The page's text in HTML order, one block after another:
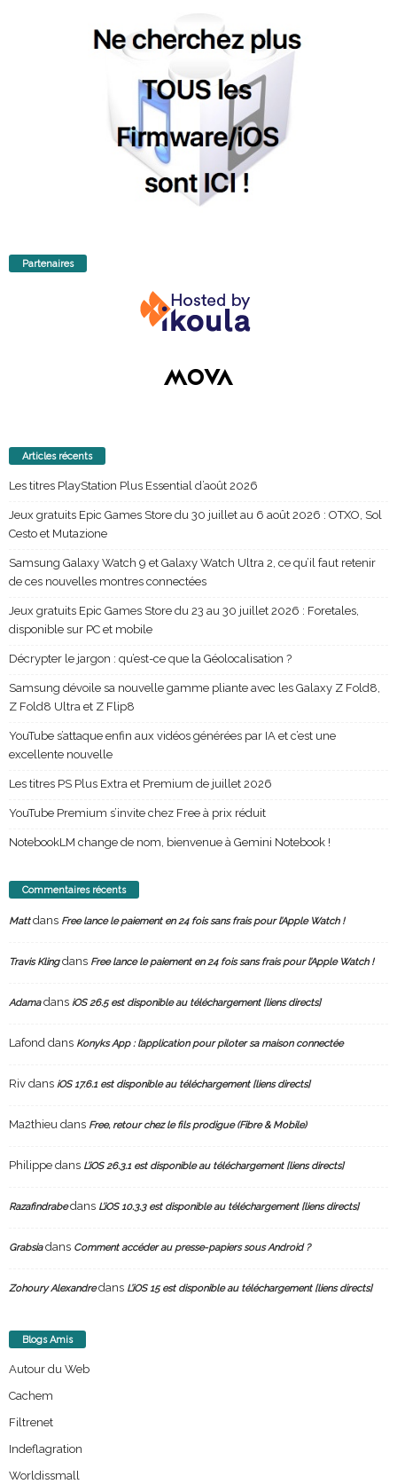
Partenaires
Articles récents
Les titres PlayStation Plus Essential d’août 2026
Jeux gratuits Epic Games Store du 30 juillet au 6 août 2026 : OTXO, Sol
Cesto et Mutazione
Samsung Galaxy Watch 9 et Galaxy Watch Ultra 2, ce qu’il faut retenir
de ces nouvelles montres connectées
Jeux gratuits Epic Games Store du 23 au 30 juillet 2026 : Foretales,
disponible sur PC et mobile
Décrypter le jargon : qu’est-ce que la Géolocalisation ?
Samsung dévoile sa nouvelle gamme pliante avec les Galaxy Z Fold8,
Z Fold8 Ultra et Z Flip8
YouTube s’attaque enfin aux vidéos générées par IA et c’est une
excellente nouvelle
Les titres PS Plus Extra et Premium de juillet 2026
YouTube Premium s’invite chez Free à prix réduit
NotebookLM change de nom, bienvenue à Gemini Notebook !
Commentaires récents
Mattdans Free lance le paiement en 24 fois sans frais pour l’Apple Watch !
Travis Klingdans Free lance le paiement en 24 fois sans frais pour l’Apple Watch !
Adamadans iOS 26.5 est disponible au téléchargement [liens directs]
Lafond dans Konyks App : l’application pour piloter sa maison connectée
Riv dans iOS 17.6.1 est disponible au téléchargement [liens directs]
Ma2thieu dans Free, retour chez le fils prodigue (Fibre & Mobile)
Philippe dans L’iOS 26.3.1 est disponible au téléchargement [liens directs]
Razafindrabedans L’iOS 10.3.3 est disponible au téléchargement [liens directs]
Grabsiadans Comment accéder au presse-papiers sous Android ?
Zohoury Alexandredans L’iOS 15 est disponible au téléchargement [liens directs]
Blogs Amis
Autour du Web
Cachem
Filtrenet
Indeflagration
Worldissmall